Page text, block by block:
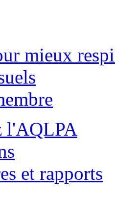
mieux
l'AQLPA
et rapports